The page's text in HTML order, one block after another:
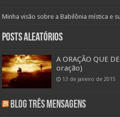
Minha visão sobre a Babilônia mística e
Posts aleatórios
A ORAÇÃO QUE
oração)
13 de janeiro de 2015
Blog Três Mensagens